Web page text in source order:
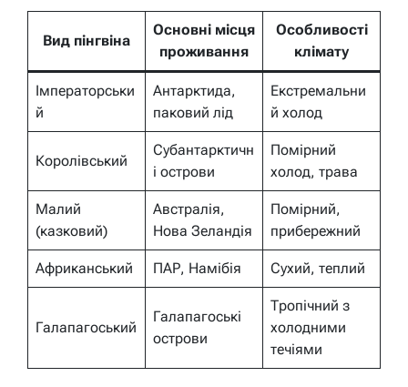
Вид пінгвіна
Основні місця
проживання
Особливості
клімату
Імператорськи
й
Антарктида,
паковий лід
Екстремальни
й холод
Королівський
Субантарктичн
і острови
Помірний
холод, трава
Малий
(казковий)
Австралія,
Нова Зеландія
Помірний,
прибережний
Африканський ПАР, Намібія Сухий, теплий
Галапагоський
Галапагоські
острови
Тропічний з
холодними
течіями